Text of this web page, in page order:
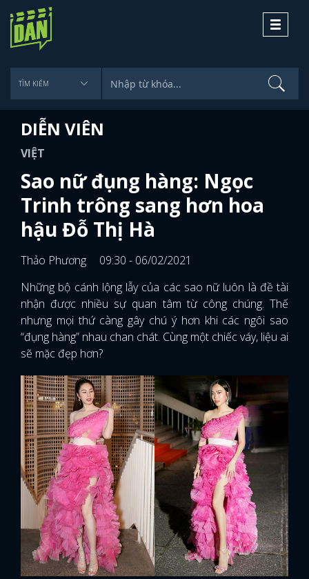
Toggle
DIỄN VIÊN
VIỆT
Sao nữ đụng hàng: Ngọc
Trinh trông sang hơn hoa
hậu Đỗ Thị Hà
Thảo Phương
09:30 - 06/02/2021
Những bộ cánh lộng lẫy của các sao nữ luôn là đề tài
nhận được nhiều sự quan tâm từ công chúng. Thế
nhưng mọi thứ càng gây chú ý hơn khi các ngôi sao
“đụng hàng” nhau chan chát. Cùng một chiếc váy, liệu ai
sẽ mặc đẹp hơn?